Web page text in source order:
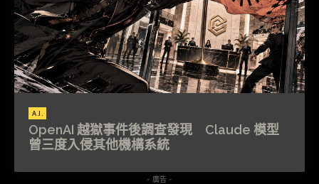
A.I.
OpenAI 越獄事件後調查發現 Claude 模型
曾三度入侵其他機構系統
- 廣告 -